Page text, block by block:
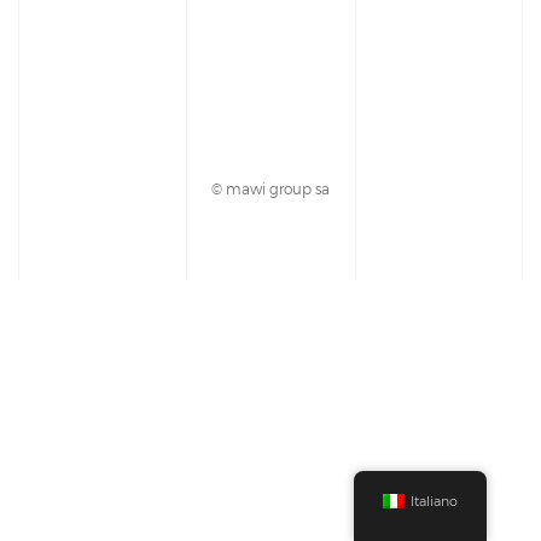
© mawi group sa
Italiano